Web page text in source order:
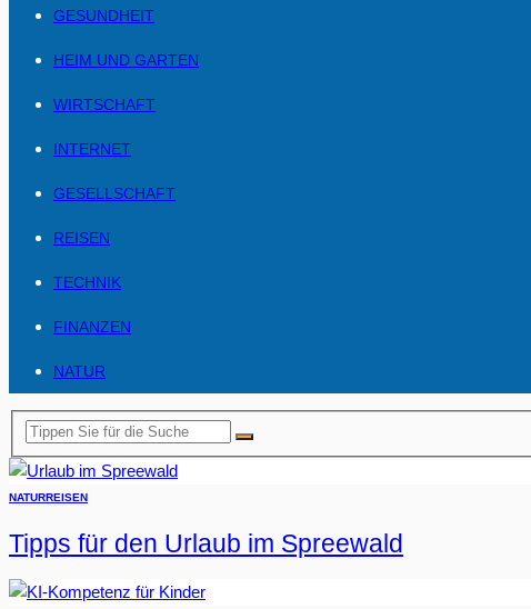
GESUNDHEIT
HEIM UND GARTEN
WIRTSCHAFT
INTERNET
GESELLSCHAFT
REISEN
TECHNIK
FINANZEN
NATUR
NATURREISEN
Tipps für den Urlaub im Spreewald